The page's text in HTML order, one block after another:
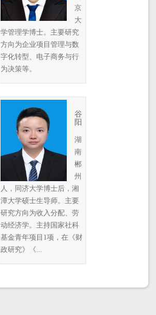
京
大
学管理学博士。主要研究
方向为企业项目管理与数
字化转型、电子商务与行
为决策等。
谷
阳
湖
南
郴
州
人，同济大学博士后，湘
潭大学硕士生导师。主要
研究方向为收入分配、劳
动经济学。主持国家社科
基金青年项目1项，在《财
政研究》《...